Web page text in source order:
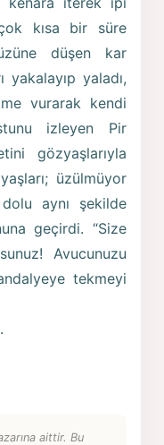
kısa bir süre
düşen kar
yaladı,
vurarak kendi
izleyen Pir
gözyaşlarıyla
üzülmüyor
aynı şekilde
geçirdi. “Size
Avucunuzu
tekmeyi
aittir. Bu